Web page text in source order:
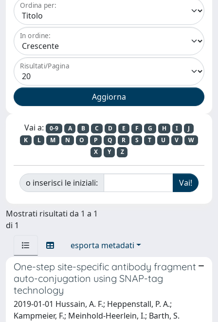
Ordina per:
In ordine:
Risultati/Pagina
Vai a: 0-9 A B C D E F G H I
J
K
L M N O P Q R S T U V
W
X
Y Z
o inserisci le iniziali:
Mostrati risultati da 1 a 1
di 1
esporta metadati
One-step site-specific antibody fragment
auto-conjugation using SNAP-tag
technology
2019-01-01 Hussain, A. F.; Heppenstall, P. A.;
Kampmeier, F.; Meinhold-Heerlein, I.; Barth, S.